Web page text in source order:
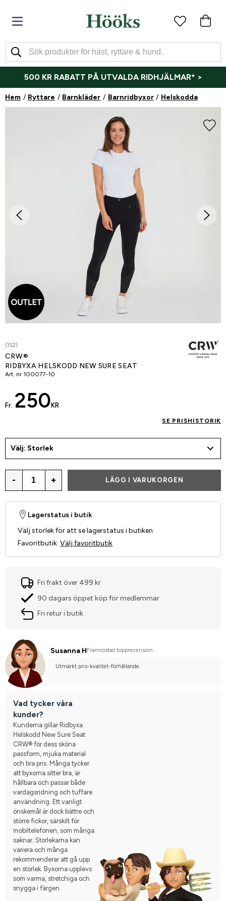
500 KR RABATT PÅ UTVALDA RIDHJÄLMAR* >
Hem Ryttare Barnkläder Barnridbyxor Helskodda
(152)
CRW®
RIDBYXA HELSKODD NEW SURE SEAT
Art. nr 100077-10
Fr. 250 KR
SE PRISHISTORIK
Välj: Storlek
- + LÄGG I VARUKORGEN
Lagerstatus i butik
Välj storlek för att se lagerstatus i butiken
Favoritbutik: Välj favoritbutik
Fri frakt över 499 kr
90 dagars öppet köp för medlemmar
Fri retur i butik
Susanna H Framröstad topprecension
Utmärkt pris-kvalitet-förhållande.
Vad tycker våra
kunder?
Kunderna gillar Ridbyxa
Helskodd New Sure Seat
CRW® för dess sköna
passform, mjuka material
och bra pris. Många tycker
att byxorna sitter bra, är
hållbara och passar både
vardagsridning och tuffare
användning. Ett vanligt
önskemål är dock bättre och
större fickor, särskilt för
mobiltelefonen, som många
saknar. Storlekarna kan
variera och många
rekommenderar att gå upp
en storlek. Byxorna upplevs
som varma, stretchiga och
snygga i färgen.